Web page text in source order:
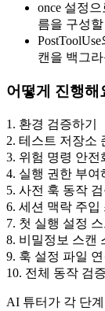
once 설정
름을 구성
캔을 백그
어떻게 진행해
1 . 환경 검증하기
2. 테스트 저장소
3. 위험 명령 안전
4. 실행 권한 부여
5. 사전 훅 동작 검
6. 세션 맥락 주입
7. 첫 실행 설정
8. 비밀정보 스캔
9. 훅 설정 파일 연
10. 전체 동작 검
AI 튜터가 각 단